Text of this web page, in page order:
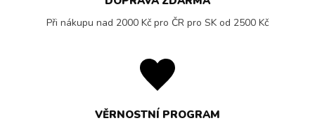
Při nákupu nad 2000 Kč pro ČR pro SK od 2500 Kč
VĚRNOSTNÍ PROGRAM